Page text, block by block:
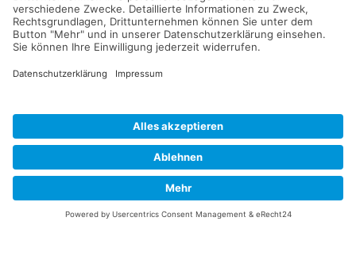
Das Magazin
Unterstützen Sie uns
Barrierefreiheitserklärung
Unabhängige Meldestelle